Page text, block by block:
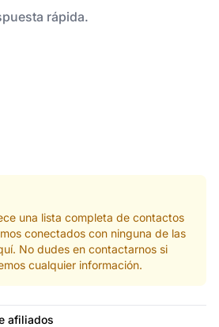
rápida.
una lista completa de contactos
conectados con ninguna de las
No dudes en contactarnos si
cualquier información.
afiliados